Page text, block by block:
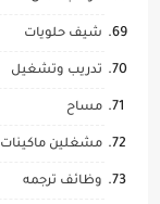
شيف حلويات
تدريب وتشغيل
مساح
مشغلين ماكينات
وظائف ترجمه